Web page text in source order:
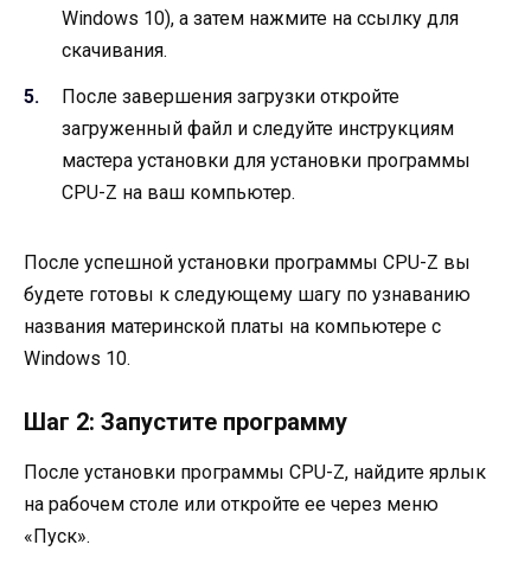
Windows 10), а затем нажмите на ссылку для
скачивания.
После завершения загрузки откройте
загруженный файл и следуйте инструкциям
мастера установки для установки программы
CPU-Z на ваш компьютер.
После успешной установки программы CPU-Z вы
будете готовы к следующему шагу по узнаванию
названия материнской платы на компьютере с
Windows 10.
Шаг 2: Запустите программу
После установки программы CPU-Z, найдите ярлык
на рабочем столе или откройте ее через меню
«Пуск».